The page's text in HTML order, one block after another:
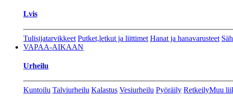
Lvis
Tulisijatarvikkeet Putket,letkut ja liittimet Hanat ja hanavarusteet
VAPAA-AIKAAN
Urheilu
Kuntoilu Talviurheilu Kalastus Vesiurheilu Pyöräily RetkeilyMuu